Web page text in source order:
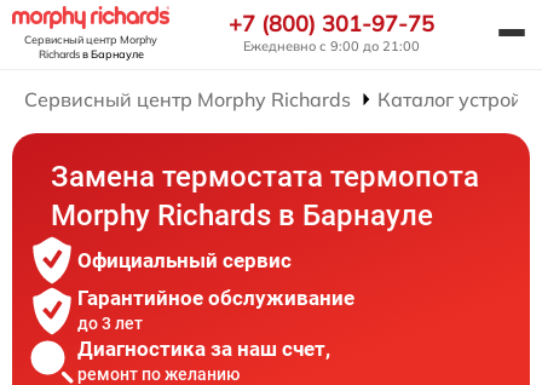
Сервисный центр Morphy
Richardsв Барнауле
+7 (800) 301-97-75
Ежедневно с 9:00 до 21:00
Сервисный центр Morphy Richards Каталог
Замена термостата термопота
Morphy Richards в Барнауле
Официальный сервис
Гарантийное обслуживание
до 3 лет
Диагностика за наш счет,
ремонт по желанию